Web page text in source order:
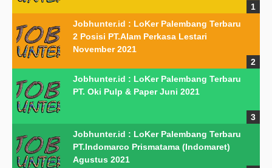
Jobhunter.id : LoKer Palembang Terbaru
2 Posisi PT.Alam Perkasa Lestari
November 2021
Jobhunter.id : LoKer Palembang Terbaru
PT. Oki Pulp & Paper Juni 2021
Jobhunter.id : LoKer Palembang Terbaru
PT.Indomarco Prismatama (Indomaret)
Agustus 2021